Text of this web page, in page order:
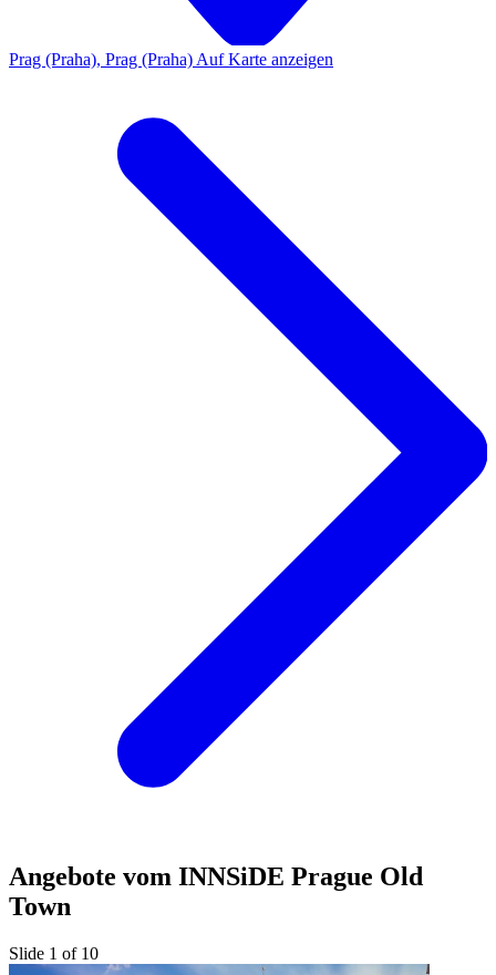
Prag (Praha), Prag (Praha) Auf Karte anzeigen
Angebote vom INNSiDE Prague Old
Town
Slide 1 of 10